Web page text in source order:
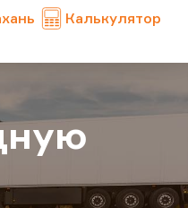
Калькулятор